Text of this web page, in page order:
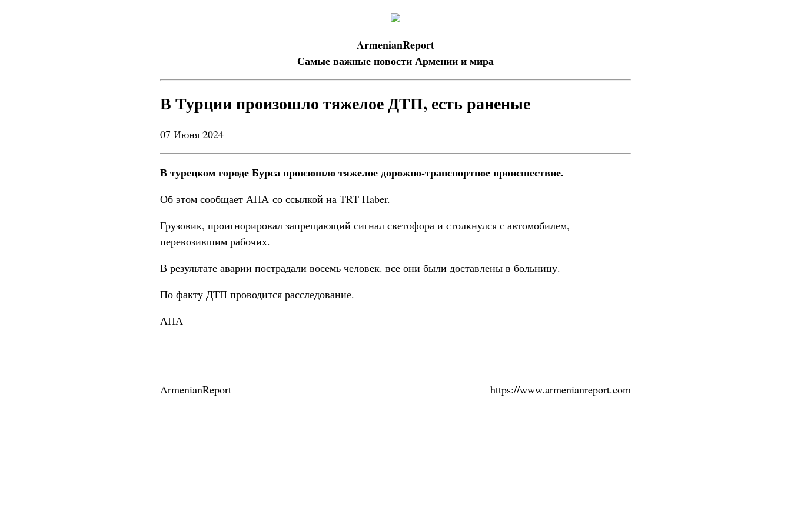
ArmenianReport
Самые важные новости Армении и мира
В Турции произошло тяжелое ДТП, есть раненые
07 Июня 2024
В турецком городе Бурса произошло тяжелое дорожно-транспортное происшествие.
Об этом сообщает АПА со ссылкой на TRT Haber.
Грузовик, проигнорировал запрещающий сигнал светофора и столкнулся с автомобилем,
перевозившим рабочих.
В результате аварии пострадали восемь человек. все они были доставлены в больницу.
По факту ДТП проводится расследование.
АПА
ArmenianReport https://www.armenianreport.com